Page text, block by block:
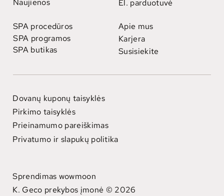
Naujienos
SPA procedūros
SPA programos
SPA butikas
El. parduotuvė
Apie mus
Karjera
Susisiekite
Sprendimas wowmoon
K. Geco prekybos įmonė © 2026
Dovanų kuponų taisyklės
Pirkimo taisyklės
Prieinamumo pareiškimas
Privatumo ir slapukų politika